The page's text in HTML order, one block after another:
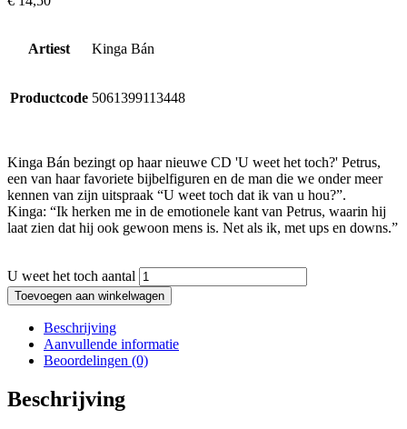
Artiest Kinga Bán
Productcode 5061399113448
Kinga Bán bezingt op haar nieuwe CD 'U weet het toch?' Petrus,
een van haar favoriete bijbelfiguren en de man die we onder meer
kennen van zijn uitspraak “U weet toch dat ik van u hou?”.
Kinga: “Ik herken me in de emotionele kant van Petrus, waarin hij
laat zien dat hij ook gewoon mens is. Net als ik, met ups en downs.”
U weet het toch aantal
Toevoegen aan winkelwagen
Beschrijving
Aanvullende informatie
Beoordelingen (0)
Beschrijving